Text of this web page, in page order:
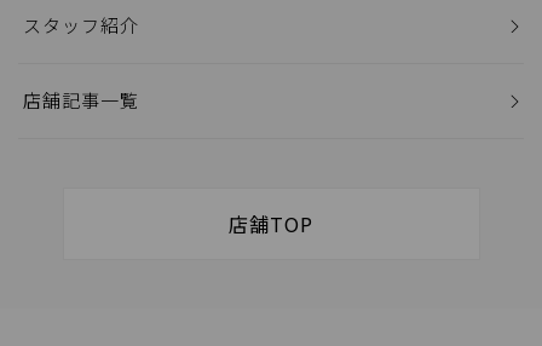
スタッフ紹介
店舗記事一覧
店舗TOP